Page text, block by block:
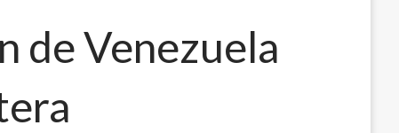
de Venezuela